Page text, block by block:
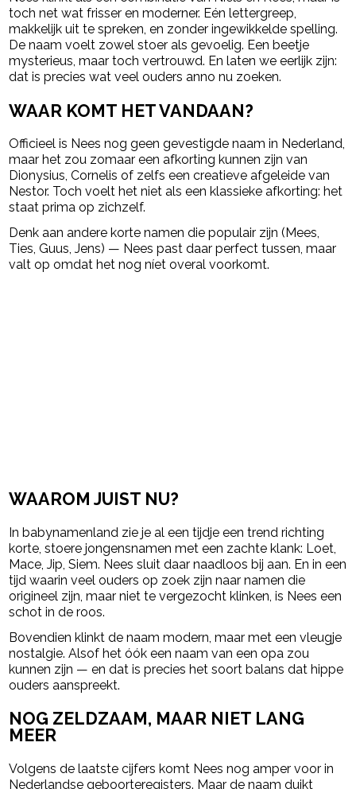
toch net wat frisser en moderner. Eén lettergreep,
makkelijk uit te spreken, en zonder ingewikkelde spelling.
De naam voelt zowel stoer als gevoelig. Een beetje
mysterieus, maar toch vertrouwd. En laten we eerlijk zijn:
dat is precies wat veel ouders anno nu zoeken.
WAAR KOMT HET VANDAAN?
Officieel is Nees nog geen gevestigde naam in Nederland,
maar het zou zomaar een afkorting kunnen zijn van
Dionysius, Cornelis of zelfs een creatieve afgeleide van
Nestor. Toch voelt het niet als een klassieke afkorting: het
staat prima op zichzelf.
Denk aan andere korte namen die populair zijn (Mees,
Ties, Guus, Jens) — Nees past daar perfect tussen, maar
valt op omdat het nog níet overal voorkomt.
WAAROM JUIST NU?
In babynamenland zie je al een tijdje een trend richting
korte, stoere jongensnamen met een zachte klank: Loet,
Mace, Jip, Siem. Nees sluit daar naadloos bij aan. En in een
tijd waarin veel ouders op zoek zijn naar namen die
origineel zijn, maar niet te vergezocht klinken, is Nees een
schot in de roos.
Bovendien klinkt de naam modern, maar met een vleugje
nostalgie. Alsof het óók een naam van een opa zou
kunnen zijn — en dat is precies het soort balans dat hippe
ouders aanspreekt.
NOG ZELDZAAM, MAAR NIET LANG
MEER
Volgens de laatste cijfers komt Nees nog amper voor in
Nederlandse geboorteregisters. Maar de naam duikt